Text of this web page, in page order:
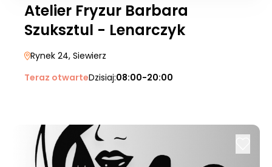
Atelier Fryzur Barbara
Szuksztul - Lenarczyk
Rynek 24, Siewierz
Teraz otwarteDzisiaj:08:00-20:00